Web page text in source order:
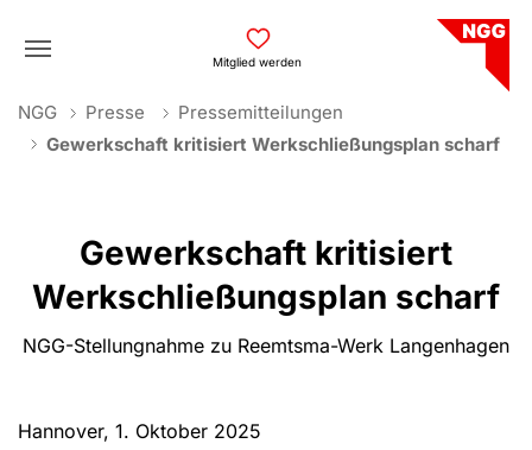
Mitglied werden
You are here:
NGG Presse
Pressemitteilungen
Gewerkschaft kritisiert Werkschließungsplan scharf
Gewerkschaft kritisiert
Werkschließungsplan scharf
NGG-Stellungnahme zu Reemtsma-Werk Langenhagen
Hannover, 1. Oktober 2025